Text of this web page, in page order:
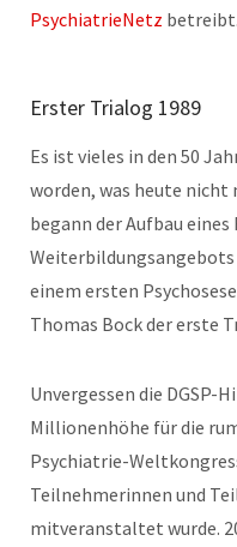
PsychiatrieNetz betreibt.
Erster Trialog 1989
Es ist vieles in den 50
worden, was heute nicht
begann der Aufbau eines
Weiterbildungsangebots
einem ersten
Thomas Bock der erste
Unvergessen die
Millionenhöhe für die
Psychiatrie-
Teilnehmerinnen und
mitveranstaltet wurde.